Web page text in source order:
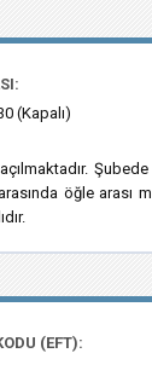
(Kapalı)
öğle arası
(EFT):